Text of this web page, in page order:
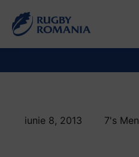
iunie 8, 2013 7's Men